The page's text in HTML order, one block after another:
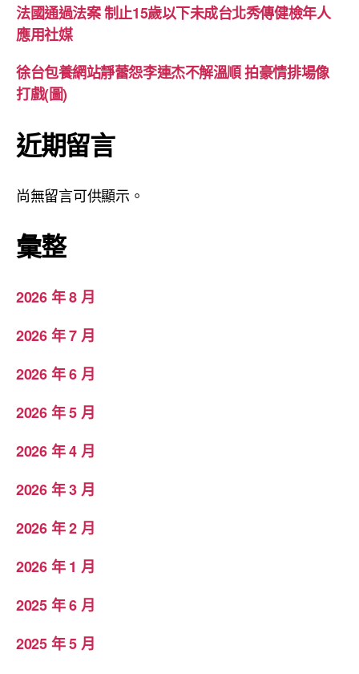
法國通過法案 制止15歲以下未成台北秀傳健檢年人
應用社媒
徐台包養網站靜蕾怨李連杰不解溫順 拍豪情排場像
打戲(圖)
近期留言
尚無留言可供顯示。
彙整
2026 年 8 月
2026 年 7 月
2026 年 6 月
2026 年 5 月
2026 年 4 月
2026 年 3 月
2026 年 2 月
2026 年 1 月
2025 年 6 月
2025 年 5 月